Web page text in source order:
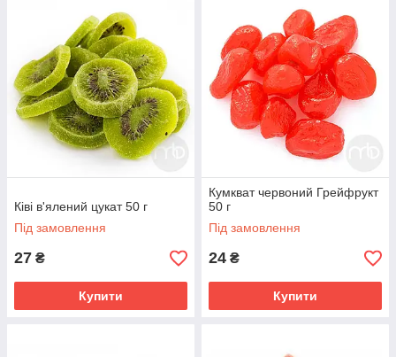
Ківі в'ялений цукат 50 г
Під замовлення
27 ₴
Купити
Кумкват червоний Грейфрукт
50 г
Під замовлення
24 ₴
Купити